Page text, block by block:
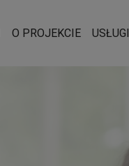
O PROJEKCIE USŁUGI